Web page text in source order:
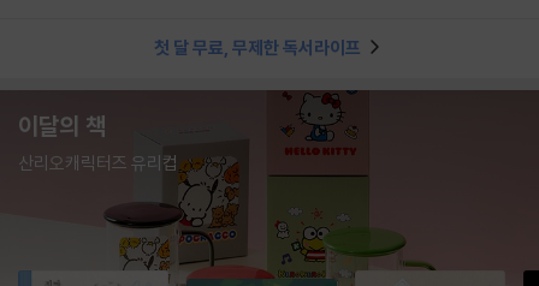
첫 달 무료, 무제한 독서라이프
이달의 책
산리오캐릭터즈 유리컵